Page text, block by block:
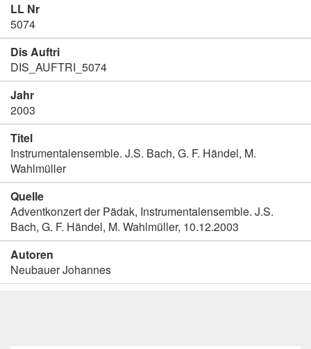
LL Nr
5074
Dis Auftri
DIS_AUFTRI_5074
Jahr
2003
Titel
Instrumentalensemble. J.S. Bach, G. F. Händel, M.
Wahlmüller
Quelle
Adventkonzert der Pädak, Instrumentalensemble. J.S.
Bach, G. F. Händel, M. Wahlmüller, 10.12.2003
Autoren
Neubauer Johannes